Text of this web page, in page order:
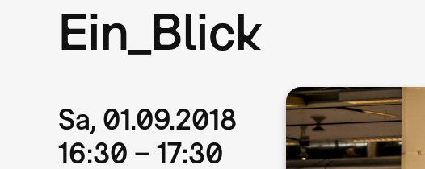
Ein_Blick
Sa, 01.09.2018
16:30 – 17:30